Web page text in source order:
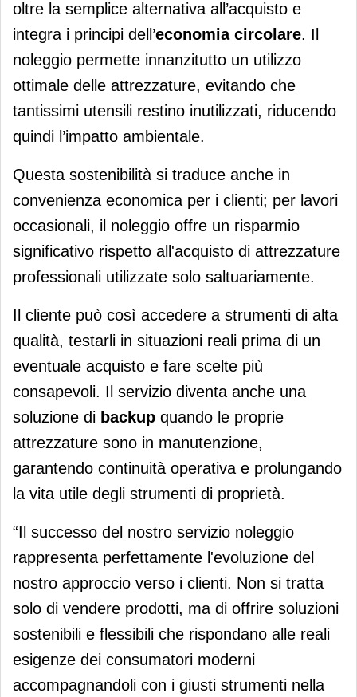
oltre la semplice alternativa all’acquisto e
integra i principi dell’economia circolare. Il
noleggio permette innanzitutto un utilizzo
ottimale delle attrezzature, evitando che
tantissimi utensili restino inutilizzati, riducendo
quindi l’impatto ambientale.
Questa sostenibilità si traduce anche in
convenienza economica per i clienti; per lavori
occasionali, il noleggio offre un risparmio
significativo rispetto all'acquisto di attrezzature
professionali utilizzate solo saltuariamente.
Il cliente può così accedere a strumenti di alta
qualità, testarli in situazioni reali prima di un
eventuale acquisto e fare scelte più
consapevoli. Il servizio diventa anche una
soluzione di backup quando le proprie
attrezzature sono in manutenzione,
garantendo continuità operativa e prolungando
la vita utile degli strumenti di proprietà.
“Il successo del nostro servizio noleggio
rappresenta perfettamente l'evoluzione del
nostro approccio verso i clienti. Non si tratta
solo di vendere prodotti, ma di offrire soluzioni
sostenibili e flessibili che rispondano alle reali
esigenze dei consumatori moderni
accompagnandoli con i giusti strumenti nella